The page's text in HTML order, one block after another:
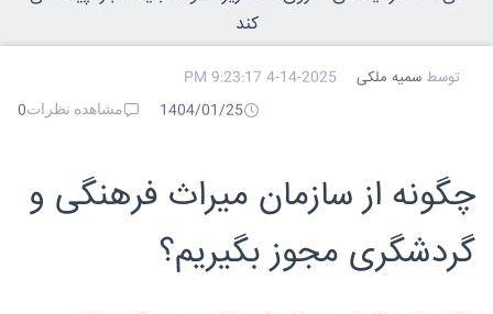
کند
توسط سمیه ملکی
4-14-2025 9:23:17 PM
1404/01/25
مشاهده نظرات0
چگونه از سازمان میراث فرهنگی و
گردشگری مجوز بگیریم؟